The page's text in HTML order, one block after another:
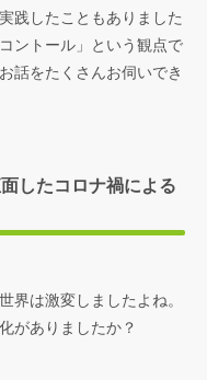
践したこともありました
ントール」という観点で
話をたくさんお伺いでき
したコロナ禍による
界は激変しましたよね。
がありましたか？